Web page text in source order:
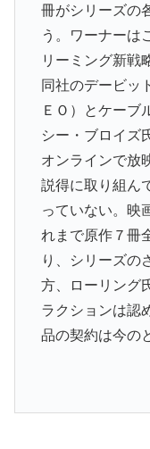
冊がシリーズの
う。ワーナーは
リーミング新戦
同社のデービッ
ＥＯ）とケーブ
シー・ブロイズ
オンラインで放
説得に取り組ん
っていない。映
れまで原作７冊
り、シリーズの
方、ローリング
ラクションは認
品の契約は今の